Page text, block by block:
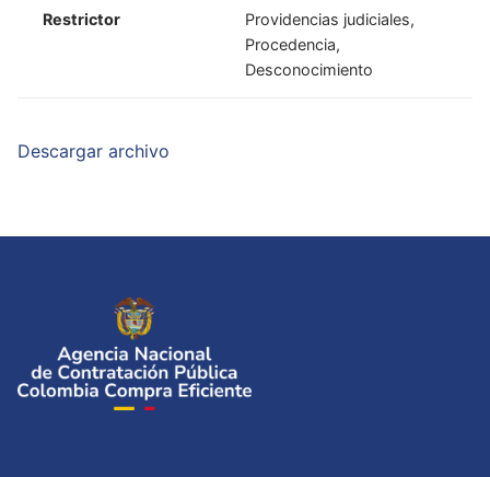
Restrictor
Providencias judiciales,
Procedencia,
Desconocimiento
Descargar archivo